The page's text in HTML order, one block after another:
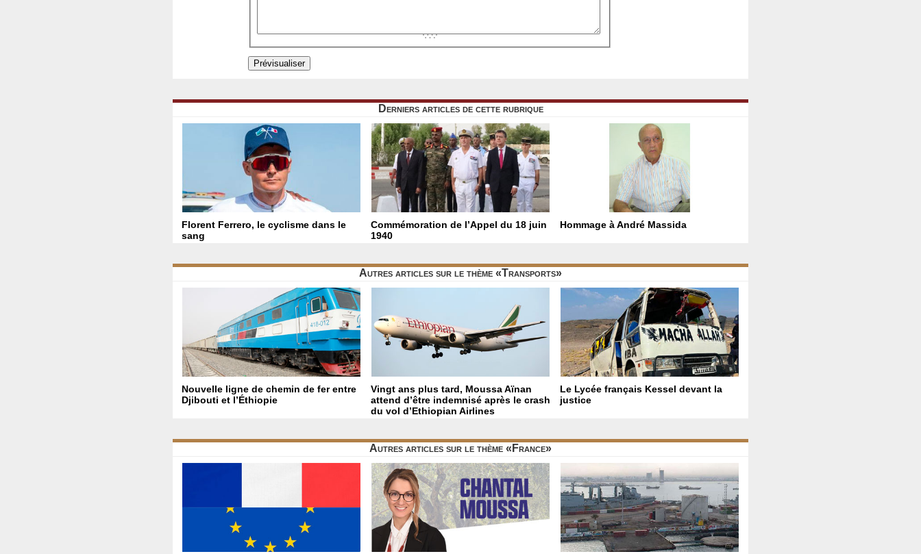
Derniers articles de cette rubrique
Florent Ferrero, le cyclisme dans le
sang
Commémoration de l’Appel du 18 juin
1940
Hommage à André Massida
Autres articles sur le thème «Transports»
Nouvelle ligne de chemin de fer entre
Djibouti et l’Éthiopie
Vingt ans plus tard, Moussa Aïnan
attend d’être indemnisé après le crash
du vol d’Ethiopian Airlines
Le Lycée français Kessel devant la
justice
Autres articles sur le thème «France»